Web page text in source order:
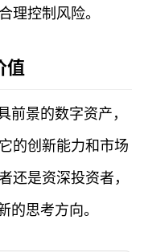
理控制风险。
值
前景的数字资产，
的创新能力和市场
还是资深投资者，
的思考方向。